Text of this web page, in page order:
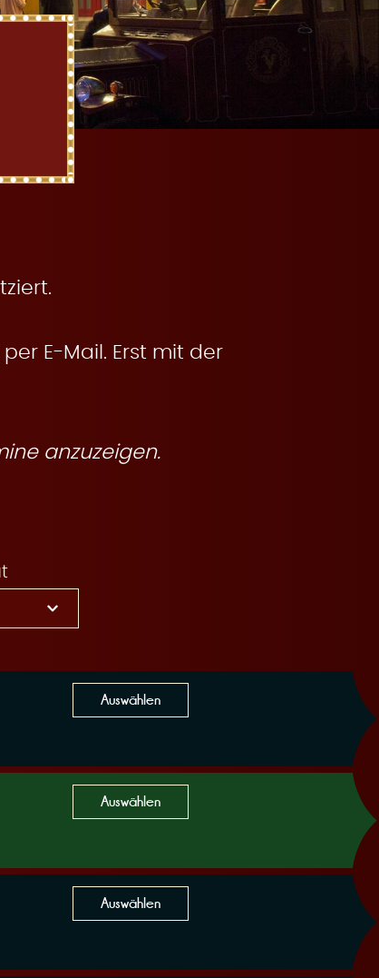
E-Mail. Erst mit der
anzuzeigen.
Auswählen
Auswählen
Auswählen